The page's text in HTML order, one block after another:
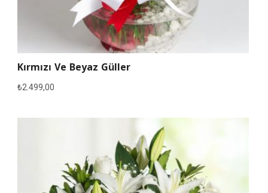
Kırmızı Ve Beyaz Güller
₺2.499,00